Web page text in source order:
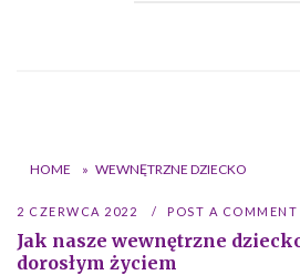
HOME » WEWNĘTRZNE DZIECKO
2 CZERWCA 2022 POST A COMMENT
Jak nasze wewnętrzne
dorosłym życiem